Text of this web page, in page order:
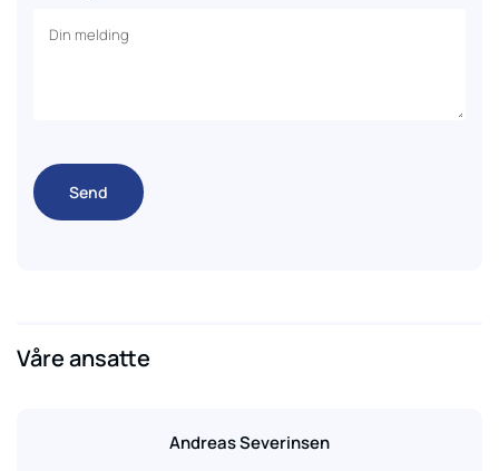
Våre ansatte
Andreas Severinsen